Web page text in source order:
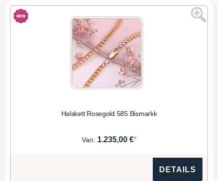
Halskett Rosegold 585 Bismarkk
Van: 1.235,00 €*
DETAILS